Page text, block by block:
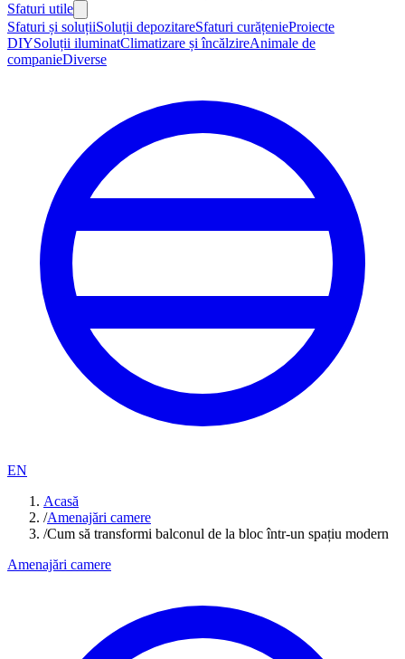
Sfaturi utile
Sfaturi și soluțiiSoluții depozitareSfaturi curățenieProiecte
DIYSoluții iluminatClimatizare și încălzireAnimale de
companieDiverse
EN
Acasă
/Amenajări camere
/Cum să transformi balconul de la bloc într-un spațiu modern
Amenajări camere